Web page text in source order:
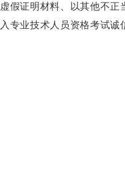
假证明材料、以其他不正
专业技术人员资格考试诚